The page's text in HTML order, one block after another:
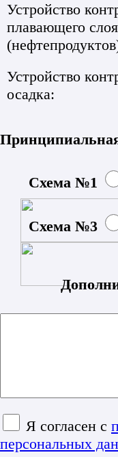
Устройство
плавающего слоя
Устройство
осадка:
Схема №1
Схема №3
Я согласен с
персональных